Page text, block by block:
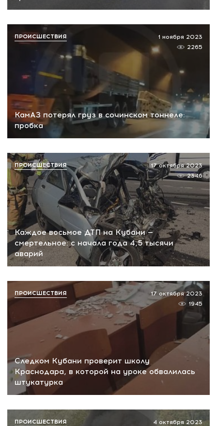
КамАЗ потерял груз в сочинском тоннеле:
пробка
1 ноября 2023
2265
ПРОИСШЕСТВИЯ
Каждое восьмое ДТП на Кубани —
смертельное: с начала года 4,5 тысячи
аварий
17 октября 2023
2346
ПРОИСШЕСТВИЯ
Следком Кубани проверит школу
Краснодара, в которой на уроке обвалилась
штукатурка
17 октября 2023
1945
ПРОИСШЕСТВИЯ
4 октября 2023
ПРОИСШЕСТВИЯ